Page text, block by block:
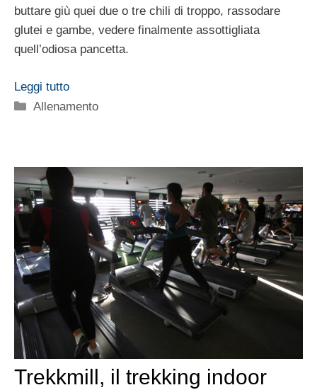
buttare giù quei due o tre chili di troppo, rassodare
glutei e gambe, vedere finalmente assottigliata
quell’odiosa pancetta.
Leggi tutto
Categorie
Allenamento
Trekkmill, il trekking indoor